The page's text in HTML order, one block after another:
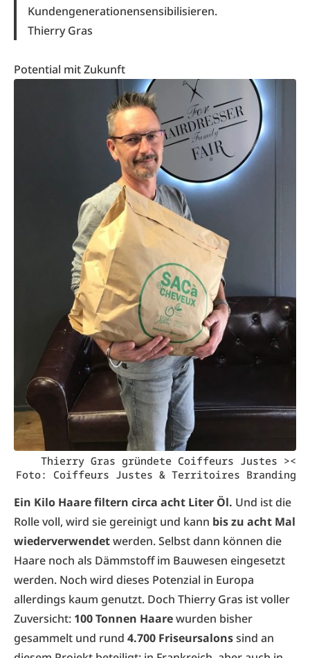
Kundengenerationensensibilisieren.
Thierry Gras
Potential mit Zukunft
Thierry Gras gründete Coiffeurs Justes ><
Foto: Coiffeurs Justes & Territoires Branding
Ein Kilo Haare filtern circa acht Liter Öl. Und ist die
Rolle voll, wird sie gereinigt und kann bis zu acht Mal
wiederverwendetwerden. Selbst dann können die
Haare noch als Dämmstoff im Bauwesen eingesetzt
werden. Noch wird dieses Potenzial in Europa
allerdings kaum genutzt. Doch Thierry Gras ist voller
Zuversicht: 100 Tonnen Haarewurden bisher
gesammelt und rund 4.700 Friseursalonssind an